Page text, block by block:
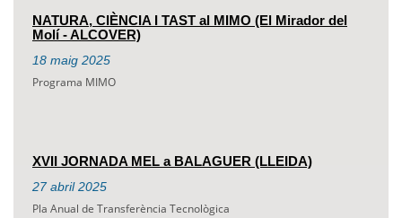
NATURA, CIÈNCIA I TAST al MIMO (El Mirador del
Molí - ALCOVER)
18 maig 2025
Programa MIMO
XVII JORNADA MEL a BALAGUER (LLEIDA)
27 abril 2025
Pla Anual de Transferència Tecnològica